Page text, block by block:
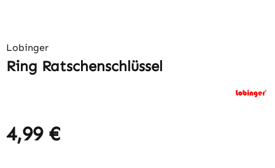
Lobinger
Ring Ratschenschlüssel
Regulärer Preis:
4,99 €